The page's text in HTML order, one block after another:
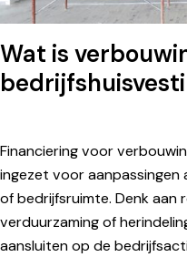
Wat is
Financiering voor
ingezet voor
of bedrijfsruimte. Denk aan
verduurzaming of
aansluiten op de